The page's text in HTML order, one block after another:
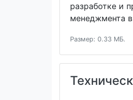
разработке и
менеджмента
Размер: 0.33 МБ.